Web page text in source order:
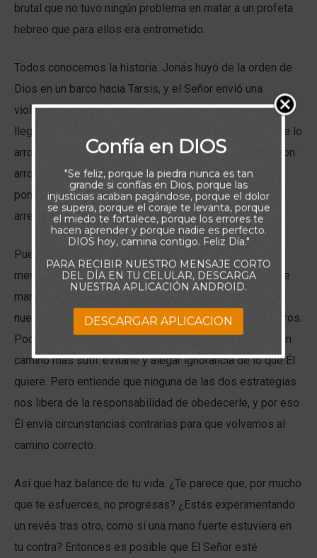
brutal que no tuvo ningún problema en matar a un profeta
hebreo que para ellos era entrometido.
Todos conocemos la historia. Jonás huyó de la orden de
Dios en un barco hacia Tarsis, y el Señor envió una
violenta tormenta para impedir su avance. La situación
llegó a ser tan grave que Jonás dijo a los marineros que lo
arrojaran por la borda si querían sobrevivir. Así lo hicieron:
arrojaron a Jonás al mar, y Dios envió un gran pez para
ponerle de nuevo en camino. Finalmente, Jonás se
arrepintió e hizo lo que el Señor le pedía.
Puede que juzguemos a Jonás por huir de Dios, pero a
menudo nosotros hacemos lo mismo. Huimos de lo que
manda el Padre porque queremos tener el control de
nuestra vida y que ésta sea lo más cómoda para nosotros.
Podemos desobedecer abiertamente a Dios, o tomar un
camino más sutil: evitarle y alegar ignorancia de lo que Él
quiere. Pero entiende que ninguna de las dos estrategias
nos libera de la responsabilidad de obedecerle, y por eso
Él envía circunstancias contrarias para que volvamos al
camino correcto.
Así que haz balance de tu vida. ¿Te parece que, por mucho
que te esfuerces, no progresas? ¿Estás experimentando
un revés tras otro, como si una mano fuerte estuviera en
tu contra? Entonces es posible que El Señor esté
Confía en DIOS
"Se feliz, porque la piedra nunca es tan
grande si confías en Dios, porque las
injusticias acaban pagándose, porque el dolor
se supera, porque el coraje te levanta, porque
el miedo te fortalece, porque los errores te
hacen aprender y porque nadie es perfecto.
DIOS hoy, camina contigo. Feliz Día."
PARA RECIBIR NUESTRO MENSAJE CORTO
DEL DÍA EN TU CELULAR, DESCARGA
NUESTRA APLICACIÓN ANDROID.
DESCARGAR APLICACION